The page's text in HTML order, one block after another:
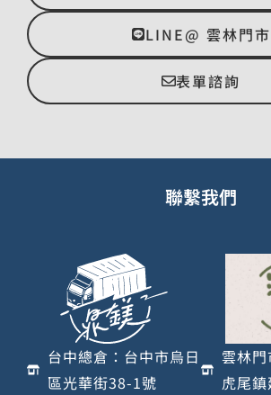
LINE@ 雲林門市
表單諮詢
聯繫我們
台中總倉：台中市烏日
區光華街38-1號
雲林
虎尾